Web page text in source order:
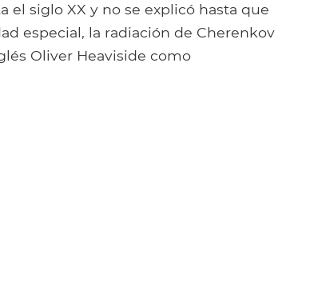
el siglo XX y no se explicó hasta que
especial, la radiación de Cherenkov
Oliver Heaviside como